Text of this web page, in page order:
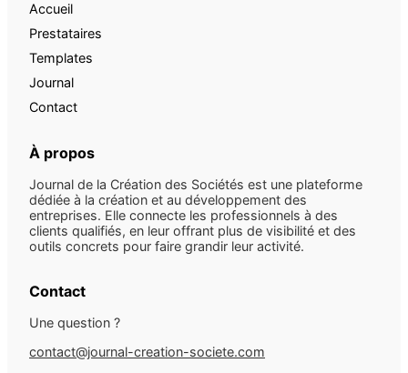
Accueil
Prestataires
Templates
Journal
Contact
À propos
Journal de la Création des Sociétés est une plateforme
dédiée à la création et au développement des
entreprises. Elle connecte les professionnels à des
clients qualifiés, en leur offrant plus de visibilité et des
outils concrets pour faire grandir leur activité.
Contact
Une question ?
contact@journal-creation-societe.com